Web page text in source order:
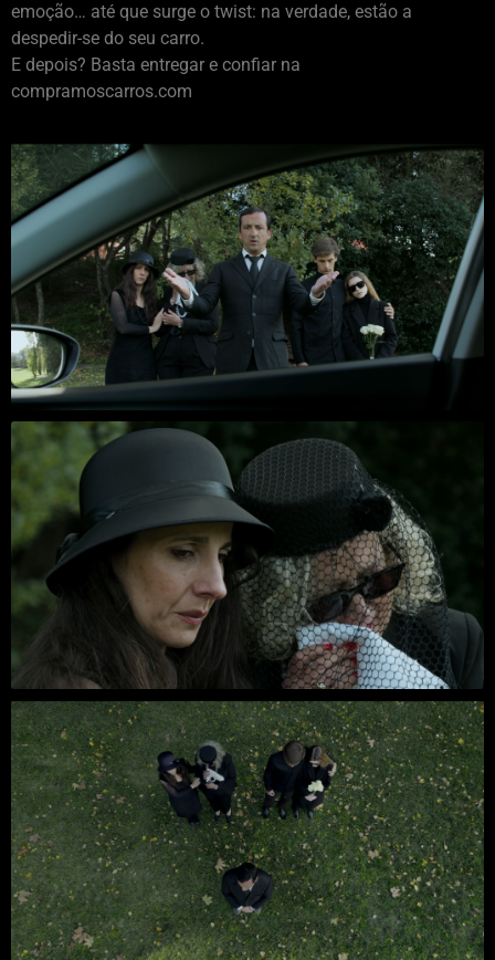
emoção… até que surge o twist: na verdade, estão a
despedir-se do seu carro.
E depois? Basta entregar e confiar na
compramoscarros.com